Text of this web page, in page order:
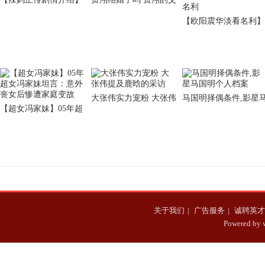
【欧阳震华淡看名利】
【超女冯家妹】05年超
大张伟实力宠粉 大张伟
马国明择偶条件,影星
关于我们 | 广告服务 | 诚聘英才
Powered by